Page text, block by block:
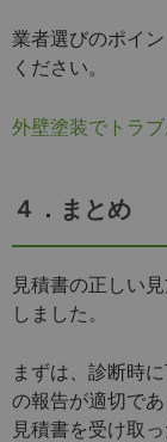
業者選びのポイ
ください。
外壁塗装でトラ
４．まとめ
見積書の正しい
しました。
まずは、診断時
の報告が適切で
見積書を受け取